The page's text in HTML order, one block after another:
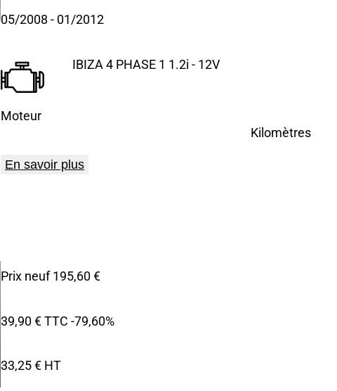
05/2008 - 01/2012
Moteur
IBIZA 4 PHASE 1 1.2i - 12V
Kilomètres
En savoir plus
Prix neuf 195,60 €
39,90 € TTC -79,60%
33,25 € HT